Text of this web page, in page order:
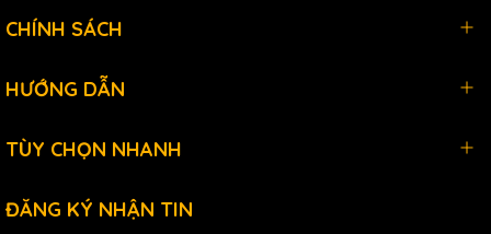
CHÍNH SÁCH
HƯỚNG DẪN
TÙY CHỌN NHANH
ĐĂNG KÝ NHẬN TIN